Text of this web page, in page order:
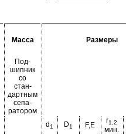
Масса Размеры
Под-
шипник
со
стан-
дартным
сепа-
ратором
d1 D1 F,E
r1,2
мин.